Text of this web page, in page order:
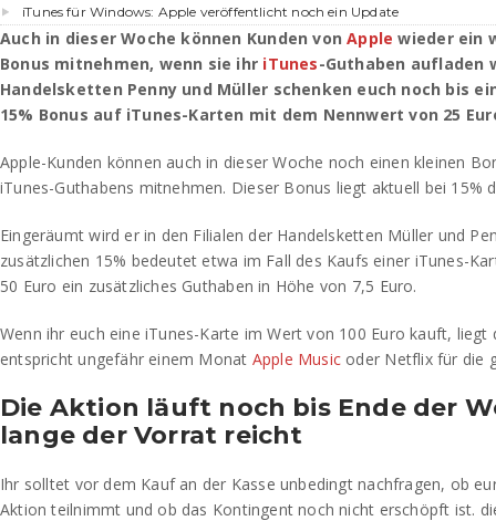
iTunes für Windows: Apple veröffentlicht noch ein Update
Auch in dieser Woche können Kunden vonApple wieder ein
Bonus mitnehmen, wenn sie ihr iTunes-Guthaben aufladen
Handelsketten Penny und Müller schenken euch noch bis
15% Bonus auf iTunes-Karten mit dem Nennwert von 25
Apple-Kunden können auch in dieser Woche noch einen kleinen
iTunes-Guthabens mitnehmen. Dieser Bonus liegt aktuell bei 15%
Eingeräumt wird er in den Filialen der Handelsketten Müller und
zusätzlichen 15% bedeutet etwa im Fall des Kaufs einer iTunes-
50 Euro ein zusätzliches Guthaben in Höhe von 7,5 Euro.
Wenn ihr euch eine iTunes-Karte im Wert von 100 Euro kauft, liegt
entspricht ungefähr einem Monat Apple Music oder Netflix für die
Die Aktion läuft noch bis Ende der
lange der Vorrat reicht
Ihr solltet vor dem Kauf an der Kasse unbedingt nachfragen, ob
Aktion teilnimmt und ob das Kontingent noch nicht erschöpft ist.